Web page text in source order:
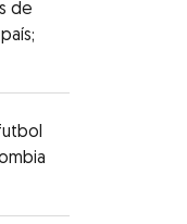
de